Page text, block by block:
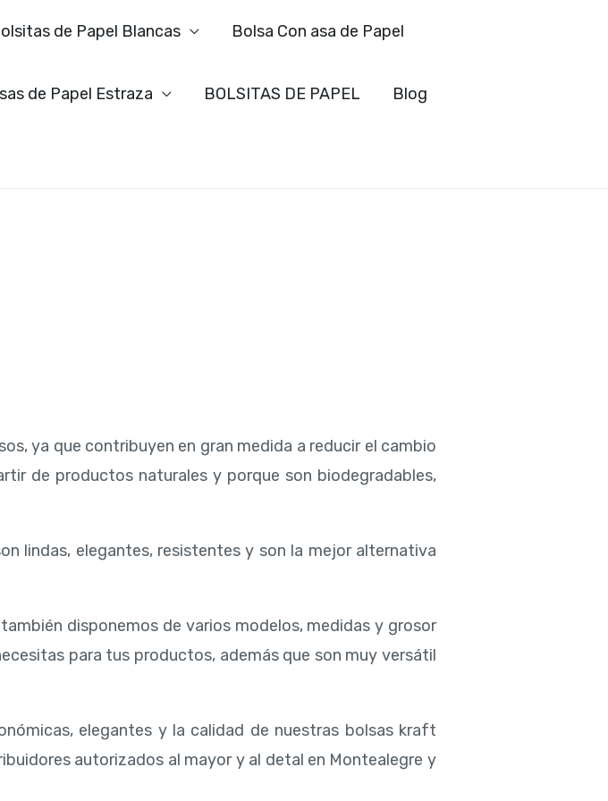
de Papel Blancas Bolsa Con asa de Papel
de Papel Estraza BOLSITAS DE PAPEL Blog
ya que contribuyen en gran medida a reducir el cambio
de productos naturales y porque son biodegradables,
lindas, elegantes, resistentes y son la mejor alternativa
disponemos de varios modelos, medidas y grosor
para tus productos, además que son muy versátil
elegantes y la calidad de nuestras bolsas kraft
autorizados al mayor y al detal en Montealegre y